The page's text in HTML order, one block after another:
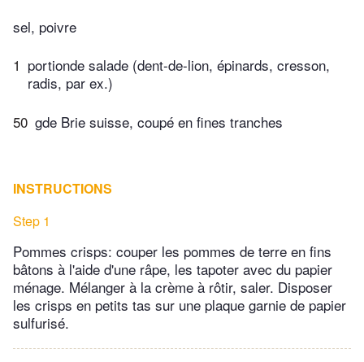
sel, poivre
1 portionde salade (dent-de-lion, épinards, cresson,
radis, par ex.)
50 gde Brie suisse, coupé en fines tranches
INSTRUCTIONS
Step 1
Pommes crisps: couper les pommes de terre en fins
bâtons à l'aide d'une râpe, les tapoter avec du papier
ménage. Mélanger à la crème à rôtir, saler. Disposer
les crisps en petits tas sur une plaque garnie de papier
sulfurisé.